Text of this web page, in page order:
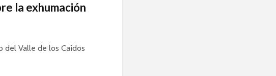
la exhumación
del Valle de los Caídos